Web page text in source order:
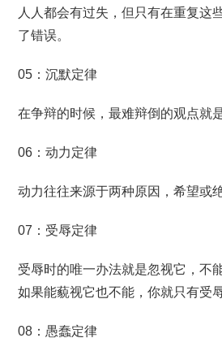
人人都会有过失，但只有在重复这
了错误。
05：沉默定律
在争辩的时候，最难辩倒的观点就
06：动力定律
动力往往来源于两种原因，希望或
07：受辱定律
受辱时的唯一办法就是忽视它，不
如果能藐视它也不能，你就只有受
08：愚蠢定律